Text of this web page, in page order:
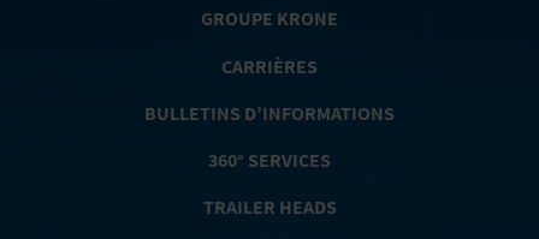
GROUPE KRONE
CARRIÈRES
BULLETINS D’INFORMATIONS
360° SERVICES
TRAILER HEADS